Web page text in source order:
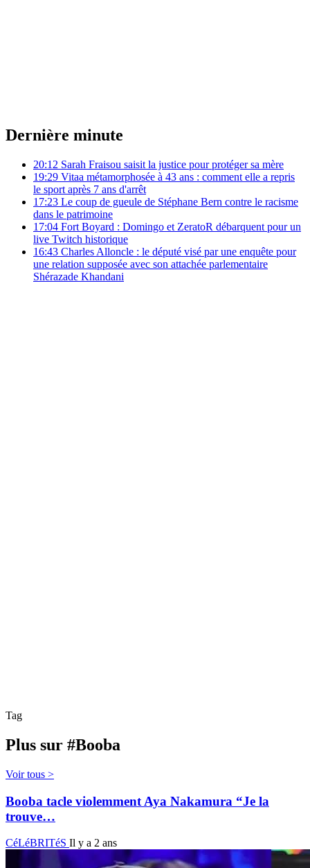
Dernière minute
20:12 Sarah Fraisou saisit la justice pour protéger sa mère
19:29 Vitaa métamorphosée à 43 ans : comment elle a repris
le sport après 7 ans d'arrêt
17:23 Le coup de gueule de Stéphane Bern contre le racisme
dans le patrimoine
17:04 Fort Boyard : Domingo et ZeratoR débarquent pour un
live Twitch historique
16:43 Charles Alloncle : le député visé par une enquête pour
une relation supposée avec son attachée parlementaire
Shérazade Khandani
Tag
Plus sur #Booba
Voir tous >
Booba tacle violemment Aya Nakamura “Je la
trouve…
CéLéBRITéS Il y a 2 ans